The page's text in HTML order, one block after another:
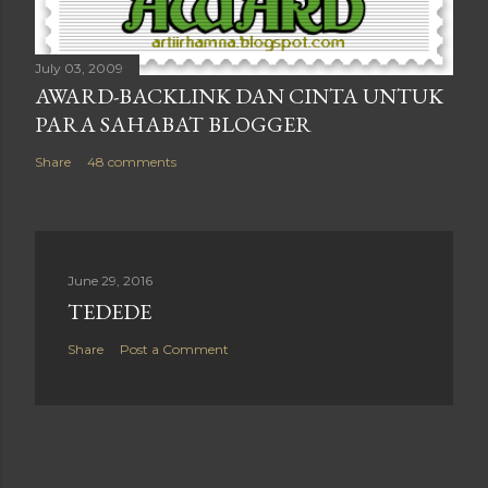
July 03, 2009
AWARD-BACKLINK DAN CINTA UNTUK
PARA SAHABAT BLOGGER
Share 48 comments
June 29, 2016
TEDEDE
Share Post a Comment